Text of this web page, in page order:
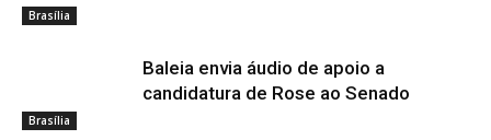
Brasília
Brasília
Baleia envia áudio de apoio a
candidatura de Rose ao Senado